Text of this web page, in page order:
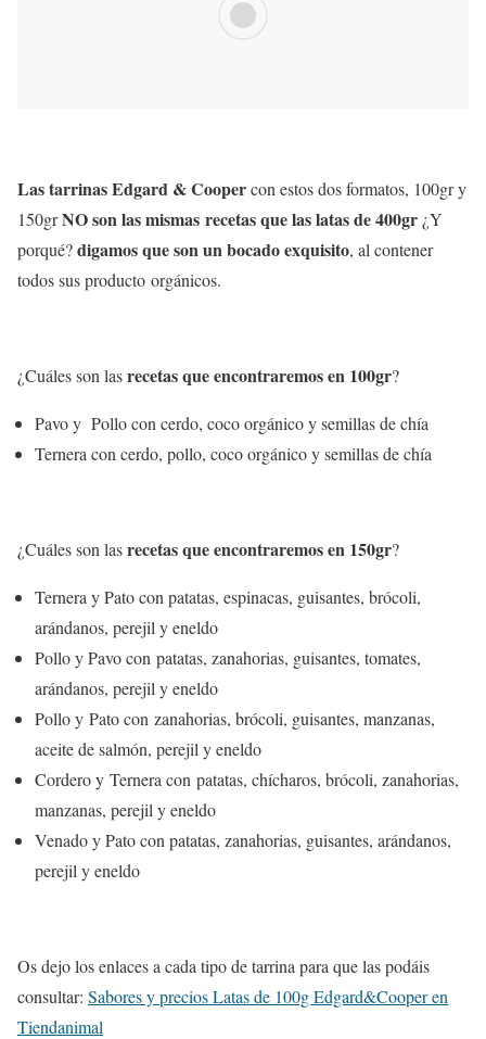
Las tarrinas Edgard & Coopercon estos dos formatos, 100gr y
150grNO son las mismas recetas que las latas de 400gr ¿Y
porqué?digamos que son un bocado exquisito, al contener
todos sus producto orgánicos.
¿Cuáles son lasrecetas que encontraremos en 100gr?
Pavo y Pollo con cerdo, coco orgánico y semillas de chía
Ternera con cerdo, pollo, coco orgánico y semillas de chía
¿Cuáles son lasrecetas que encontraremos en 150gr?
Ternera y Pato con patatas, espinacas, guisantes, brócoli,
arándanos, perejil y eneldo
Pollo y Pavo con patatas, zanahorias, guisantes, tomates,
arándanos, perejil y eneldo
Pollo y Pato con zanahorias, brócoli, guisantes, manzanas,
aceite de salmón, perejil y eneldo
Cordero y Ternera con patatas, chícharos, brócoli, zanahorias,
manzanas, perejil y eneldo
Venado y Pato con patatas, zanahorias, guisantes, arándanos,
perejil y eneldo
Os dejo los enlaces a cada tipo de tarrina para que las podáis
consultar: Sabores y precios Latas de 100g Edgard&Cooper en
Tiendanimal